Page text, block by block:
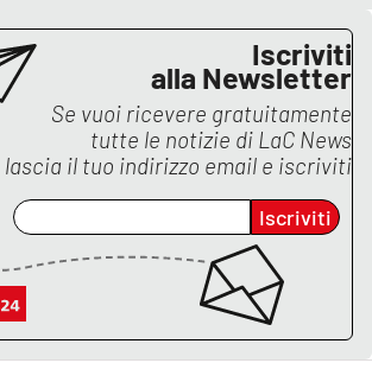
Iscriviti
alla Newsletter
Se vuoi ricevere gratuitamente
tutte le notizie di LaC News
lascia il tuo indirizzo email e iscriviti
Iscriviti